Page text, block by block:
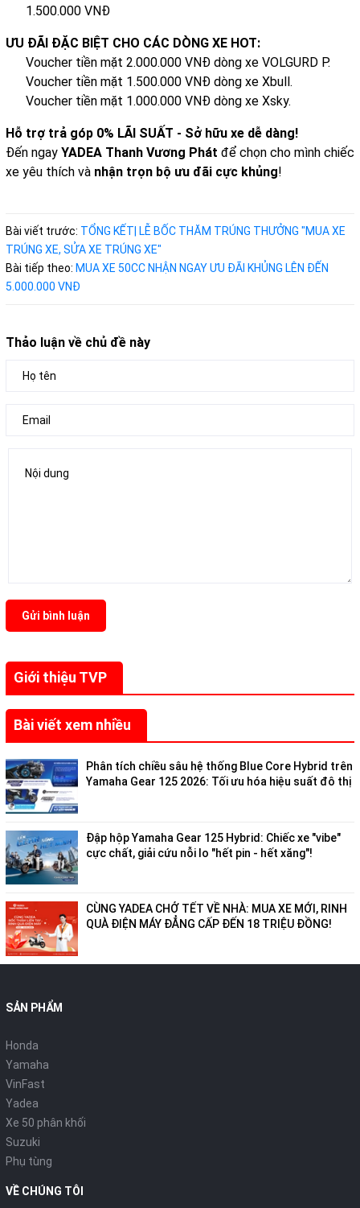
Giới thiệu TVP
Bài viết xem nhiều
Phân tích chiều sâu hệ thống Blue Core Hybrid trên
Yamaha Gear 125 2026: Tối ưu hóa hiệu suất đô thị
Đập hộp Yamaha Gear 125 Hybrid: Chiếc xe "vibe"
cực chất, giải cứu nỗi lo "hết pin - hết xăng"!
CÙNG YADEA CHỞ TẾT VỀ NHÀ: MUA XE MỚI, RINH
QUÀ ĐIỆN MÁY ĐẲNG CẤP ĐẾN 18 TRIỆU ĐỒNG!
1.500.000 VNĐ
ƯU ĐÃI ĐẶC BIỆT CHO CÁC DÒNG XE HOT:
Voucher tiền mặt 2.000.000 VNĐ dòng xe VOLGURD P.
Voucher tiền mặt 1.500.000 VNĐ dòng xe Xbull.
Voucher tiền mặt 1.000.000 VNĐ dòng xe Xsky.
Hỗ trợ trả góp 0% LÃI SUẤT - Sở hữu xe dễ dàng!
Đến ngay YADEA Thanh Vương Phát để chọn cho mình chiếc
xe yêu thích và nhận trọn bộ ưu đãi cực khủng!
Bài viết trước: TỔNG KẾT| LỄ BỐC THĂM TRÚNG THƯỞNG "MUA XE
TRÚNG XE, SỬA XE TRÚNG XE"
Bài tiếp theo: MUA XE 50CC NHẬN NGAY ƯU ĐÃI KHỦNG LÊN ĐẾN
5.000.000 VNĐ
Thảo luận về chủ đề này
Gửi bình luận
SẢN PHẨM
Honda
Yamaha
VinFast
Yadea
Xe 50 phân khối
Suzuki
Phụ tùng
VỀ CHÚNG TÔI